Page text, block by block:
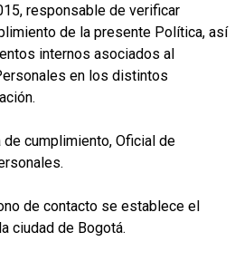
responsable de verificar
de la presente Política, así
internos asociados al
en los distintos
cumplimiento, Oficial de
de contacto se establece el
ciudad de Bogotá.